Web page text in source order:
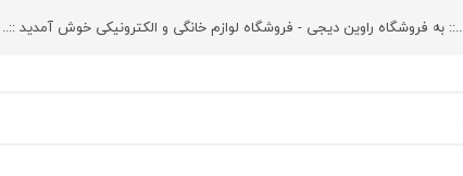
..:: به فروشگاه راوین دیجی - فروشگاه لوازم خانگی و الکترونیکی خوش آمدید ::..